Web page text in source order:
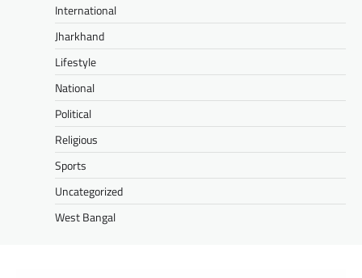
International
Jharkhand
Lifestyle
National
Political
Religious
Sports
Uncategorized
West Bangal